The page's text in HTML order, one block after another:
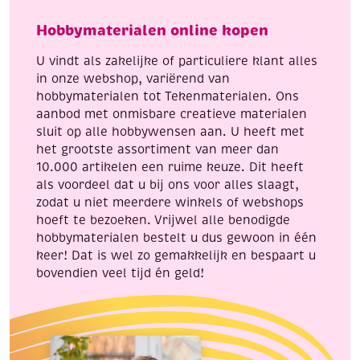
aantal
Hobbymaterialen online kopen
U vindt als zakelijke of particuliere klant alles
in onze webshop, variërend van
hobbymaterialen tot Tekenmaterialen. Ons
aanbod met onmisbare creatieve materialen
sluit op alle hobbywensen aan. U heeft met
het grootste assortiment van meer dan
10.000 artikelen een ruime keuze. Dit heeft
als voordeel dat u bij ons voor alles slaagt,
zodat u niet meerdere winkels of webshops
hoeft te bezoeken. Vrijwel alle benodigde
hobbymaterialen bestelt u dus gewoon in één
keer! Dat is wel zo gemakkelijk en bespaart u
bovendien veel tijd én geld!